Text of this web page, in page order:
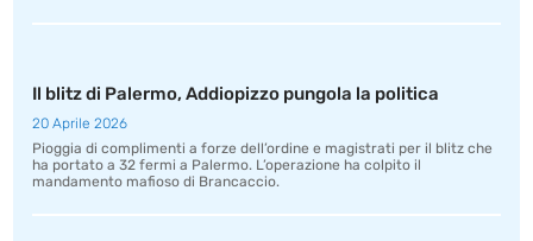
Il blitz di Palermo, Addiopizzo pungola la politica
20 Aprile 2026
Pioggia di complimenti a forze dell’ordine e magistrati per il blitz che
ha portato a 32 fermi a Palermo. L’operazione ha colpito il
mandamento mafioso di Brancaccio.